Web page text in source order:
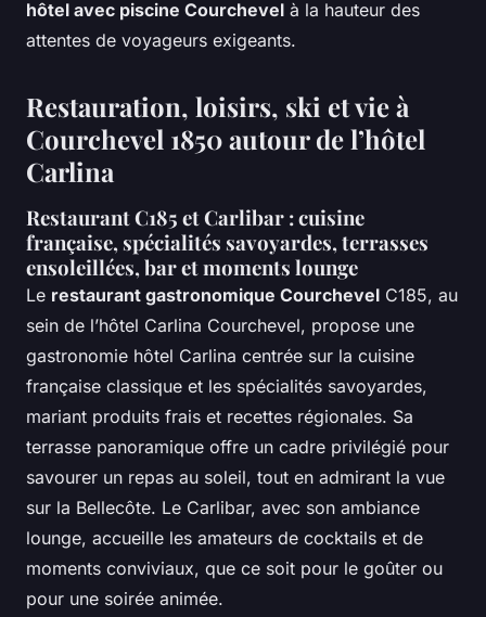
hôtel avec piscine Courchevel à la hauteur des
attentes de voyageurs exigeants.
Restauration, loisirs, ski et vie à
Courchevel 1850 autour de l’hôtel
Carlina
Restaurant C185 et Carlibar : cuisine
française, spécialités savoyardes, terrasses
ensoleillées, bar et moments lounge
Le restaurant gastronomique Courchevel C185, au
sein de l’hôtel Carlina Courchevel, propose une
gastronomie hôtel Carlina centrée sur la cuisine
française classique et les spécialités savoyardes,
mariant produits frais et recettes régionales. Sa
terrasse panoramique offre un cadre privilégié pour
savourer un repas au soleil, tout en admirant la vue
sur la Bellecôte. Le Carlibar, avec son ambiance
lounge, accueille les amateurs de cocktails et de
moments conviviaux, que ce soit pour le goûter ou
pour une soirée animée.